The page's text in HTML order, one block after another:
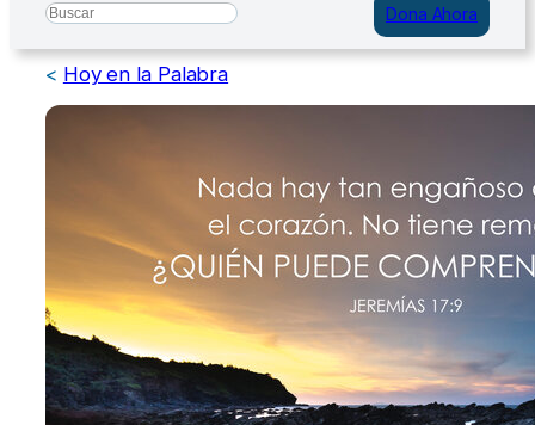
Search Dona Ahora
< Hoy en la Palabra